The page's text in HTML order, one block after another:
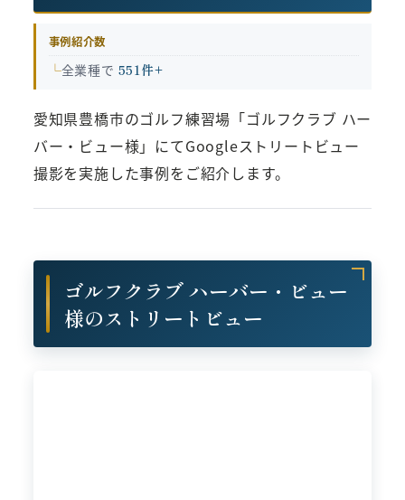
事例紹介数
全業種で 551件+
愛知県豊橋市のゴルフ練習場「ゴルフクラブ ハー
バー・ビュー様」にてGoogleストリートビュー
撮影を実施した事例をご紹介します。
ゴルフクラブ ハーバー・ビュー
様のストリートビュー